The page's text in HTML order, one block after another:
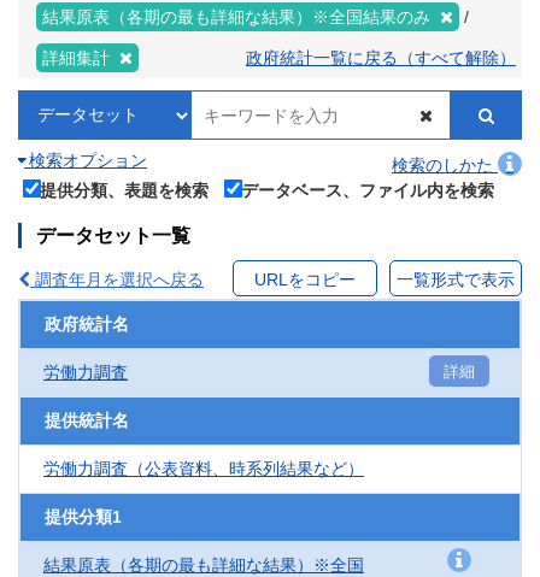
結果原表（各期の最も詳細な結果）※全国結果のみ
詳細集計 政府統計一覧に戻る（すべて解除）
検索オプション
検索のしかた
提供分類、表題を検索
データベース、ファイル内を検索
データセット一覧
調査年月を選択へ戻る URLをコピー 一覧形式で表示
政府統計名
労働力調査 詳細
提供統計名
労働力調査（公表資料、時系列結果など）
提供分類1
結果原表（各期の最も詳細な結果）※全国